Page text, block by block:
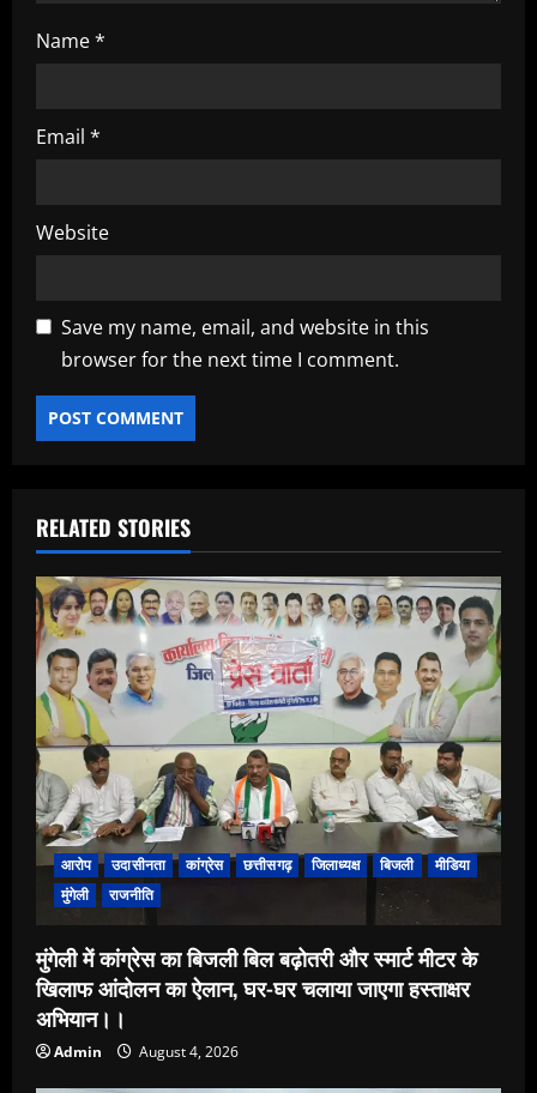
Name*
Email *
Website
Save my name, email, and website in this
browser for the next time I comment.
RELATED STORIES
आरोप उदासीनता कांग्रेस छत्तीसगढ़ जिलाध्यक्ष बिजली
मीडिया
मुंगेली
राजनीति
मुंगेली में कांग्रेस का बिजली बिल बढ़ोतरी और स्मार्ट मीटर के
खिलाफ आंदोलन का ऐलान, घर-घर चलाया जाएगा हस्ताक्षर
अभियान।।
Admin August 4, 2026